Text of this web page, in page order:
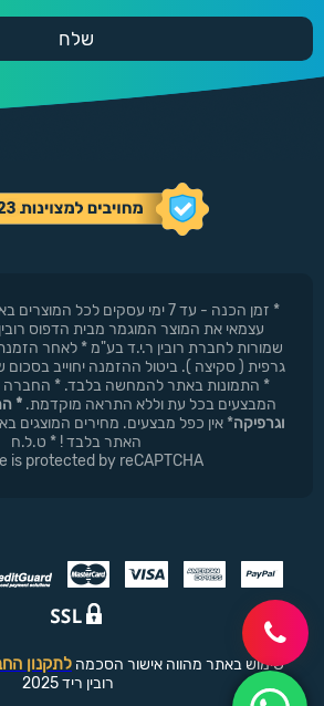
* זמן הכנה - עד 7 ימי עסקים לכל
עצמאי את המוצר המוגמר מבית הדפוס
שמורות לחברת רובין ר.י.ד בע"מ * לאחר
* התמונות באתר להמחשה בלבד. * החברה
המבצעים בכל עת וללא התראה מוקדמת. *
וגרפיקה* אין כפל מבצעים. מחירים המוצגים
האתר בלבד ! * ט.ל.ח
is protected by reCAPTCHA
שימוש באתר מהווה אישור הסכמה לתקנון
רובין ריד 2025